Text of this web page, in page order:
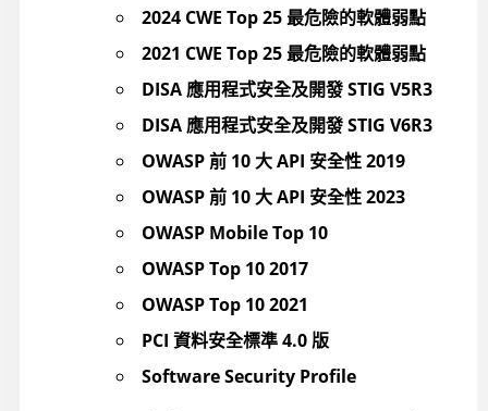
2024 CWE Top 25 最危險的軟體弱點
2021 CWE Top 25 最危險的軟體弱點
DISA 應用程式安全及開發 STIG V5R3
DISA 應用程式安全及開發 STIG V6R3
OWASP 前 10 大 API 安全性 2019
OWASP 前 10 大 API 安全性 2023
OWASP Mobile Top 10
OWASP Top 10 2017
OWASP Top 10 2021
PCI 資料安全標準 4.0 版
Software Security Profile